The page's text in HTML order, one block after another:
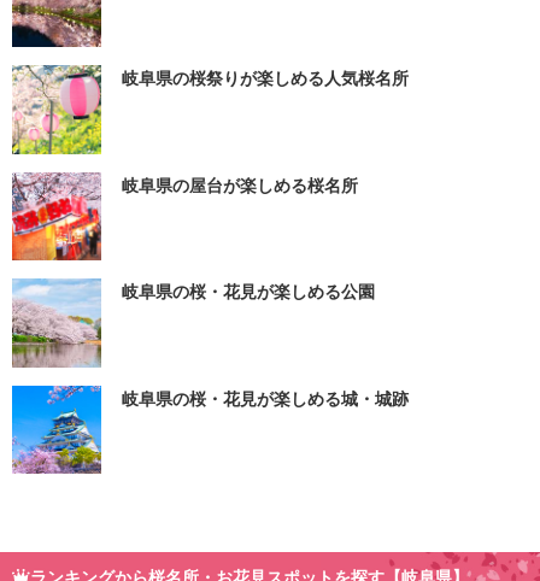
岐阜県の桜祭りが楽しめる人気桜名所
岐阜県の屋台が楽しめる桜名所
岐阜県の桜・花見が楽しめる公園
岐阜県の桜・花見が楽しめる城・城跡